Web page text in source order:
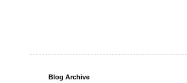
Blog Archive